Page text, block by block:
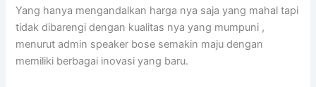
Yang hanya mengandalkan harga nya saja yang mahal tapi
tidak dibarengi dengan kualitas nya yang mumpuni ,
menurut admin speaker bose semakin maju dengan
memiliki berbagai inovasi yang baru.